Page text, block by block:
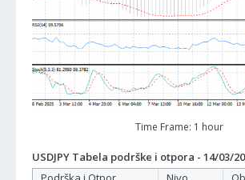
Time Frame: 1 hour
USDJPY Tabela podrške i otpora - 14/03/